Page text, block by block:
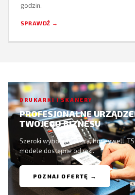
godzin.
SPRAWDŹ →
DRUKARKI I SKANERY
PROFESJONALNE
TWOJEGO BIZNESU
Szeroki wybór od Zebra, Honeywell,
modele dostępne od ręki.
POZNAJ OFERTĘ →